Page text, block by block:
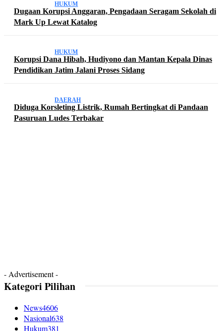
HUKUM
Dugaan Korupsi Anggaran, Pengadaan Seragam Sekolah di
Mark Up Lewat Katalog
HUKUM
Korupsi Dana Hibah, Hudiyono dan Mantan Kepala Dinas
Pendidikan Jatim Jalani Proses Sidang
DAERAH
Diduga Korsleting Listrik, Rumah Bertingkat di Pandaan
Pasuruan Ludes Terbakar
- Advertisement -
Kategori Pilihan
News4606
Nasional638
Hukum381